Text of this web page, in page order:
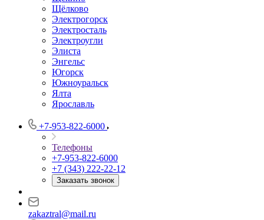
Щёлково
Электрогорск
Электросталь
Электроугли
Элиста
Энгельс
Югорск
Южноуральск
Ялта
Ярославль
+7-953-822-6000
Телефоны
+7-953-822-6000
+7 (343) 222-22-12
Заказать звонок
zakaztral@mail.ru